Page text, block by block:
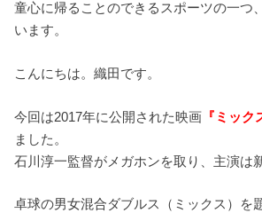
童心に帰ることのできるスポーツの一つ
います。
こんにちは。織田です。
今回は2017年に公開された映画 『ミック
ました。
石川淳一監督がメガホンを取り、主演は
卓球の男女混合ダブルス（ミックス）を